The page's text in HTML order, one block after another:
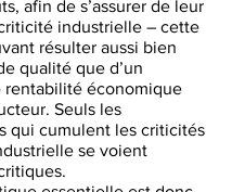
afin de s’assurer de leur
industrielle – cette
résulter aussi bien
qualité que d’un
rentabilité économique
Seuls les
qui cumulent les criticités
se voient